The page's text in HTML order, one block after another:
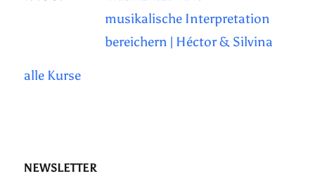
musikalische Interpretation
bereichern | Héctor & Silvina
alle Kurse
NEWSLETTER